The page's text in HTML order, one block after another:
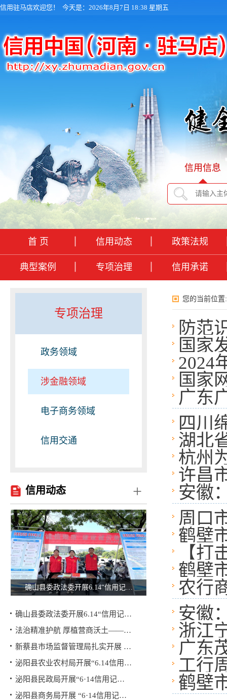
信用驻马店欢迎您！ 今天是：2026年8月7日 18:38 星期五
信用信息
首 页 信用动态 政策法规
典型案例 专项治理 信用承诺
专项治理
政务领域
涉金融领域
电子商务领域
信用交通
信用动态 +
确山县委政法委开展6.14“信用记…
确山县委政法委开展6.14“信用记…
法治精准护航 厚植营商沃土——…
新蔡县市场监督管理局扎实开展 …
泌阳县农业农村局开展“6.14信用…
泌阳县民政局开展“6·14信用记…
泌阳县商务局开展 “6·14信用记…
您的当前位置:
防范
国家
工作
2024
国家
广东
四川
湖北
0亿
杭州
许昌
安徽
周口
鹤壁
增强
【
范非
鹤壁
农行
安徽
浙江
广东
融资
工行
鹤壁